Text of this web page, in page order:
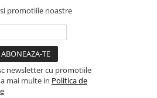
promotiile noastre
newsletter cu promotiile
mai multe in Politica de